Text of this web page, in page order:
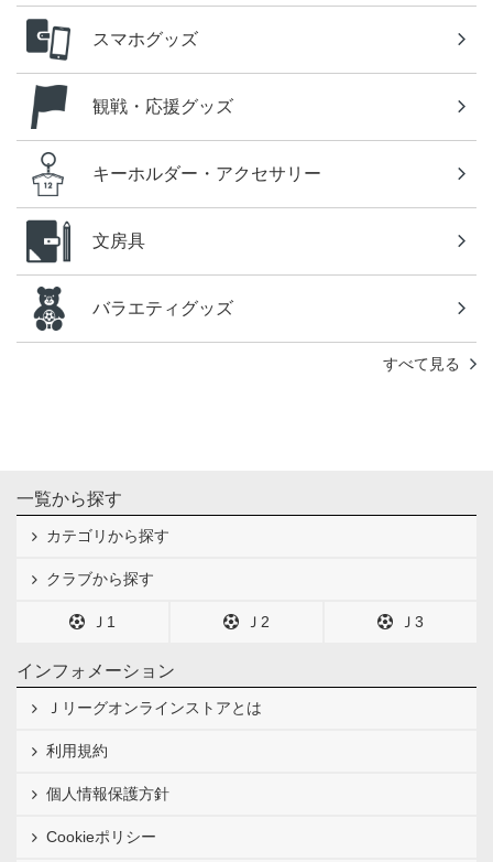
スマホグッズ
観戦・応援グッズ
キーホルダー・アクセサリー
文房具
バラエティグッズ
すべて見る
一覧から探す
カテゴリから探す
クラブから探す
Ｊ1 Ｊ2 Ｊ3
インフォメーション
Ｊリーグオンラインストアとは
利用規約
個人情報保護方針
Cookieポリシー